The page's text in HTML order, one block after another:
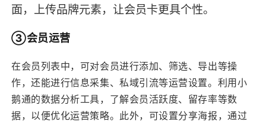
面，上传品牌元素，让会员卡更具个性。
③会员运营
在会员列表中，可对会员进行添加、筛选、导出等操
作，还能进行信息采集、私域引流等运营设置。利用小
鹅通的数据分析工具，了解会员活跃度、留存率等数
据，以便优化运营策略。此外，可设置分享海报，通过